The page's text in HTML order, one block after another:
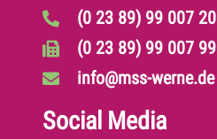
(0 23 89) 99 007 20
(0 23 89) 99 007 99
info@mss-werne.de
Social Media